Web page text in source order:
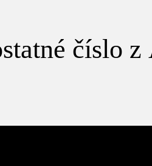
číslo